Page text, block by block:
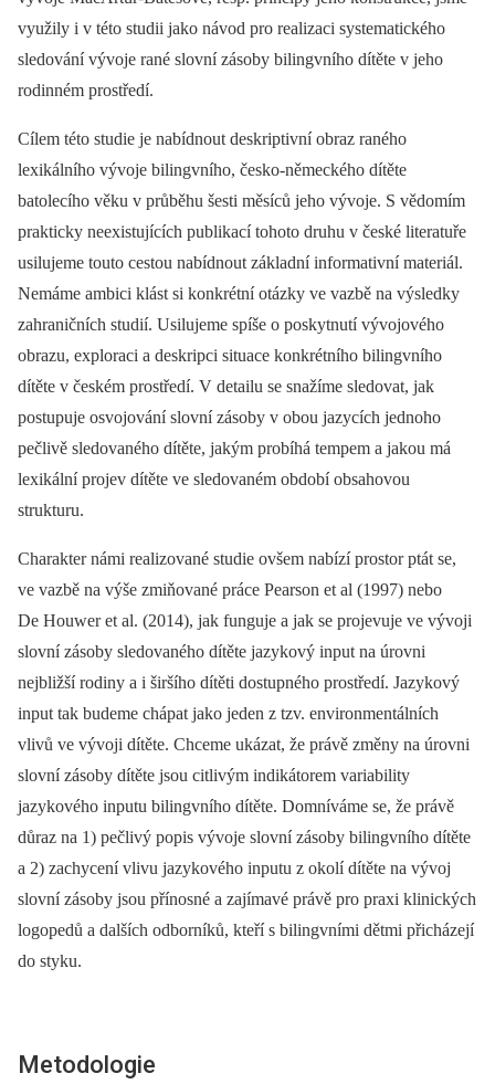
využily i v této studii jako návod pro realizaci systematického
sledování vývoje rané slovní zásoby bilingvního dítěte v jeho
rodinném prostředí.
Cílem této studie je nabídnout deskriptivní obraz raného
lexikálního vývoje bilingvního, česko-německého dítěte
batolecího věku v průběhu šesti měsíců jeho vývoje. S vědomím
prakticky neexistujících publikací tohoto druhu v české literatuře
usilujeme touto cestou nabídnout základní informativní materiál.
Nemáme ambici klást si konkrétní otázky ve vazbě na výsledky
zahraničních studií. Usilujeme spíše o poskytnutí vývojového
obrazu, exploraci a deskripci situace konkrétního bilingvního
dítěte v českém prostředí. V detailu se snažíme sledovat, jak
postupuje osvojování slovní zásoby v obou jazycích jednoho
pečlivě sledovaného dítěte, jakým probíhá tempem a jakou má
lexikální projev dítěte ve sledovaném období obsahovou
strukturu.
Charakter námi realizované studie ovšem nabízí prostor ptát se,
ve vazbě na výše zmiňované práce Pearson et al (1997) nebo
De Houwer et al. (2014), jak funguje a jak se projevuje ve vývoji
slovní zásoby sledovaného dítěte jazykový input na úrovni
nejbližší rodiny a i širšího dítěti dostupného prostředí. Jazykový
input tak budeme chápat jako jeden z tzv. environmentálních
vlivů ve vývoji dítěte. Chceme ukázat, že právě změny na úrovni
slovní zásoby dítěte jsou citlivým indikátorem variability
jazykového inputu bilingvního dítěte. Domníváme se, že právě
důraz na 1) pečlivý popis vývoje slovní zásoby bilingvního dítěte
a 2) zachycení vlivu jazykového inputu z okolí dítěte na vývoj
slovní zásoby jsou přínosné a zajímavé právě pro praxi klinických
logopedů a dalších odborníků, kteří s bilingvními dětmi přicházejí
do styku.
Metodologie